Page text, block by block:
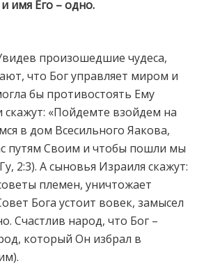
имя Его – одно.
произошедшие чудеса,
что Бог управляет миром и
бы противостоять Ему
скажут: «Пойдемте взойдем на
в дом Всесильного Яакова,
путям Своим и чтобы пошли мы
2:3). А сыновья Израиля скажут:
племен, уничтожает
Бога устоит вовек, замысел
Счастлив народ, что Бог –
который Он избрал в